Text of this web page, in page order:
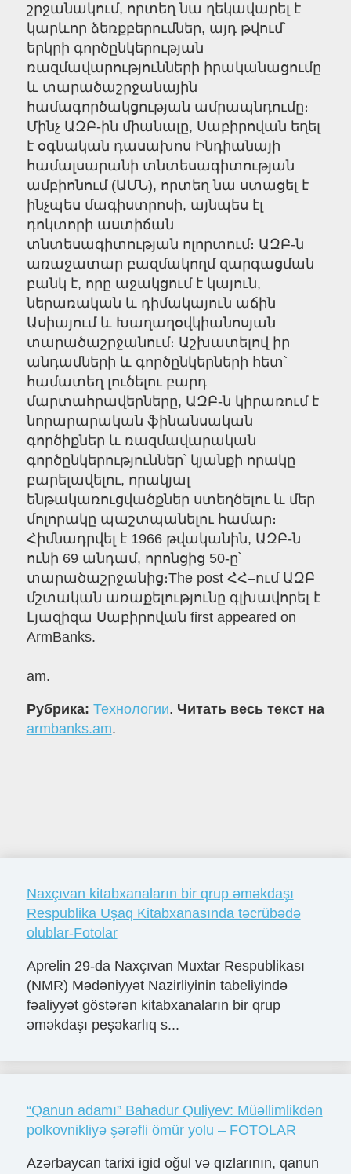
շրջանակում, որտեղ նա ղեկավարել է
կարևոր ձեռքբերումներ, այդ թվում՝
երկրի գործընկերության
ռազմավարությունների իրականացումը
և տարածաշրջանային
համագործակցության ամրապնդումը։
Մինչ ԱԶԲ-ին միանալը, Սաբիրովան եղել
է օգնական դասախոս Ինդիանայի
համալսարանի տնտեսագիտության
ամբիոնում (ԱՄՆ), որտեղ նա ստացել է
ինչպես մագիստրոսի, այնպես էլ
դոկտորի աստիճան
տնտեսագիտության ոլորտում։ ԱԶԲ-ն
առաջատար բազմակողմ զարգացման
բանկ է, որը աջակցում է կայուն,
ներառական և դիմակայուն աճին
Ասիայում և Խաղաղօվկիանոսյան
տարածաշրջանում։ Աշխատելով իր
անդամների և գործընկերների հետ՝
համատեղ լուծելու բարդ
մարտահրավերները, ԱԶԲ-ն կիրառում է
նորարարական ֆինանսական
գործիքներ և ռազմավարական
գործընկերություններ՝ կյանքի որակը
բարելավելու, որակյալ
ենթակառուցվածքներ ստեղծելու և մեր
մոլորակը պաշտպանելու համար։
Հիմնադրվել է 1966 թվականին, ԱԶԲ-ն
ունի 69 անդամ, որոնցից 50-ը՝
տարածաշրջանից։The post ՀՀ–ում ԱԶԲ
մշտական առաքելությունը գլխավորել է
Լյազիզա Սաբիրովան first appeared on
ArmBanks.
am.
Рубрика: Технологии. Читать весь текст на
armbanks.am.
Naxçıvan kitabxanaların bir qrup əməkdaşı
Respublika Uşaq Kitabxanasında təcrübədə
olublar-Fotolar
Aprelin 29-da Naxçıvan Muxtar Respublikası
(NMR) Mədəniyyət Nazirliyinin tabeliyində
fəaliyyət göstərən kitabxanaların bir qrup
əməkdaşı peşəkarlıq s...
“Qanun adamı” Bahadur Quliyev: Müəllimlikdən
polkovnikliyə şərəfli ömür yolu – FOTOLAR
Azərbaycan tarixi igid oğul və qızlarının, qanun